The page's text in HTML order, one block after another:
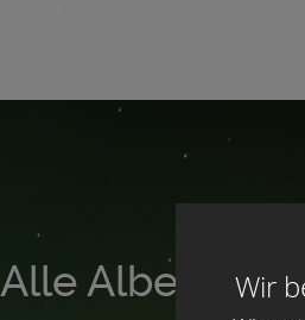
Alle Alben von
Wir